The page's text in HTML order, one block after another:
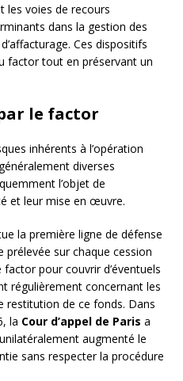
les voies de recours
dans la gestion des
Ces dispositifs
factor tout en préservant un
le factor
inhérents à l’opération
diverses
l’objet de
et leur mise en œuvre.
la première ligne de défense
prélevée sur chaque cession
pour couvrir d’éventuels
régulièrement concernant les
de ce fonds. Dans
la Cour d’appel de Paris a
augmenté le
sans respecter la procédure